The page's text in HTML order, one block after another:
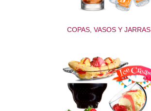
COPAS, VASOS Y JARRAS